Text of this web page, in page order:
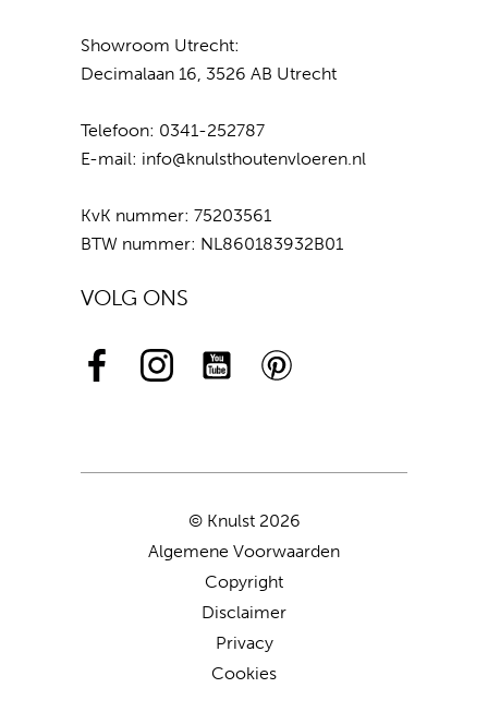
Showroom Utrecht:
Decimalaan 16, 3526 AB Utrecht
Telefoon: 0341-252787
E-mail: info@knulsthoutenvloeren.nl
KvK nummer: 75203561
BTW nummer: NL860183932B01
VOLG ONS
© Knulst 2026
Algemene Voorwaarden
Copyright
Disclaimer
Privacy
Cookies